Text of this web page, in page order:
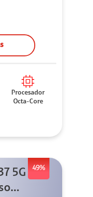
Procesador
Octa-Core
49%
5G